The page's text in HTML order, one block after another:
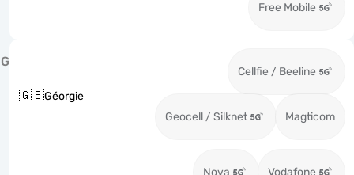
Free Mobile
G
🇬🇪Géorgie
Cellfie / Beeline
Geocell / Silknet Magticom
Nova Vodafone